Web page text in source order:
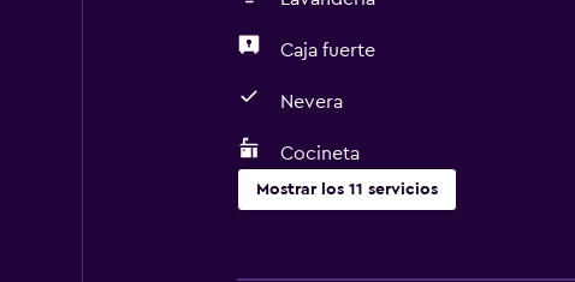
Caja fuerte
Nevera
Cocineta
Mostrar los 11 servicios